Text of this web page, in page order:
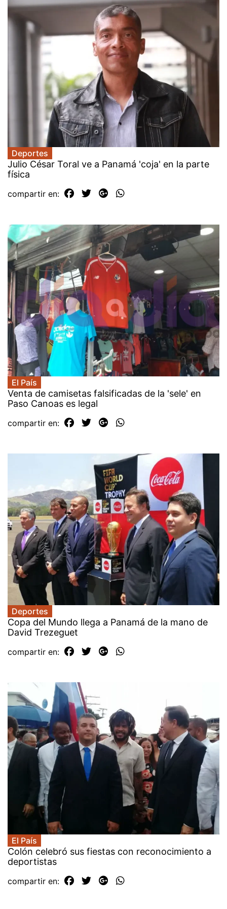
Deportes
Julio César Toral ve a Panamá 'coja' en la parte
física
compartir en:
El País
Venta de camisetas falsificadas de la 'sele' en
Paso Canoas es legal
compartir en:
Deportes
Copa del Mundo llega a Panamá de la mano de
David Trezeguet
compartir en:
El País
Colón celebró sus fiestas con reconocimiento a
deportistas
compartir en: